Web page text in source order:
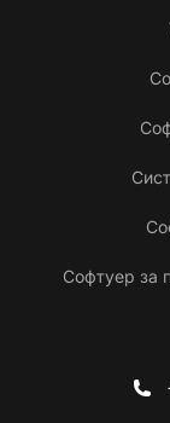
Софтуер за